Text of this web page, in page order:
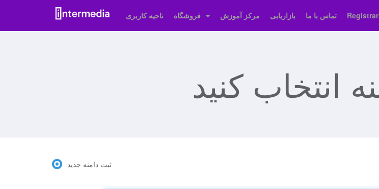
ناحیه کاربری مرکز آموزش بازاریابی تماس با ما
ثبت دامنه جدید